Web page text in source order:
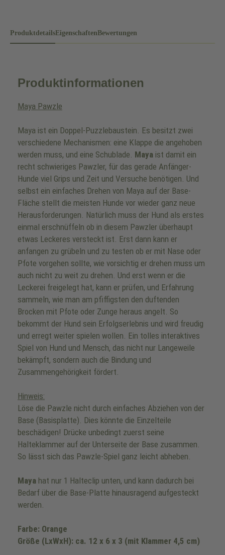
ProduktdetailsEigenschaftenBewertungen
Produktinformationen
Maya Pawzle
Maya ist ein Doppel-Puzzlebaustein. Es besitzt zwei
verschiedene Mechanismen: eine Klappe die angehoben
werden muss, und eine Schublade. Maya ist damit ein
recht schwieriges Pawzler, für das gerade Anfänger-
Hunde viel Grips und Zeit und Versuche benötigen. Und
selbst ein einfaches Drehen von Maya auf der Base-
Fläche stellt die meisten Hunde vor wieder ganz neue
Herausforderungen. Natürlich muss der Hund als erstes
einmal erschnüffeln ob in diesem Pawzler überhaupt
etwas Leckeres versteckt ist. Erst dann kann er
anfangen zu grübeln und zu testen ob er mit Nase oder
Pfote vorgehen sollte, wie vorsichtig er drehen muss um
auch nicht zu weit zu drehen. Und erst wenn er die
Leckerei freigelegt hat, kann er prüfen, und Erfahrung
sammeln, wie man am pfiffigsten den duftenden
Brocken mit Pfote oder Zunge heraus angelt. So
bekommt der Hund sein Erfolgserlebnis und wird freudig
und erregt weiter spielen wollen. Ein tolles interaktives
Spiel von Hund und Mensch, das nicht nur Langeweile
bekämpft, sondern auch die Bindung und
Zusammengehörigkeit fördert.
Hinweis:
Löse die Pawzle nicht durch einfaches Abziehen von der
Base (Basisplatte). Dies könnte die Einzelteile
beschädigen! Drücke unbedingt zuerst seine
Halteklammer auf der Unterseite der Base zusammen.
So lässt sich das Pawzle-Spiel ganz leicht abheben.
Maya hat nur 1 Halteclip unten, und kann dadurch bei
Bedarf über die Base-Platte hinausragend aufgesteckt
werden.
Farbe: Orange
Größe (LxWxH): ca. 12 x 6 x 3 (mit Klammer 4,5 cm)